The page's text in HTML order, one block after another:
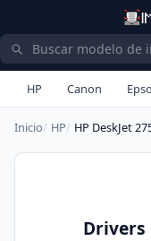
HP Canon
Inicio HP HP DeskJet
Drivers